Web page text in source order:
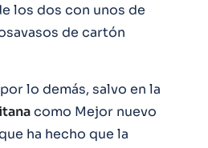
los dos con unos de
de cartón
lo demás, salvo en la
como Mejor nuevo
ha hecho que la